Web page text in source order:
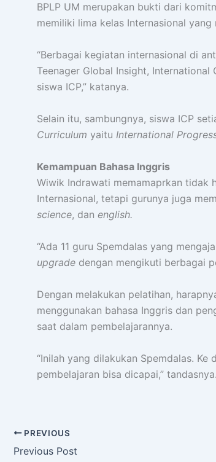
BPLP UM merupakan bukti dari
memiliki lima kelas Internasional
“Berbagai kegiatan internasional di
Teenager Global Insight,
siswa ICP,” katanya.
Selain itu, sambungnya, siswa ICP
Curriculum yaitu International
Kemampuan Bahasa Inggris
Wiwik Indrawati memamaprkan tidak
Internasional, tetapi gurunya juga
science, dan english.
“Ada 11 guru Spemdalas yang
upgrade dengan mengikuti berbagai
Dengan melakukan pelatihan,
menggunakan bahasa Inggris dan
saat dalam pembelajarannya.
“Inilah yang dilakukan Spemdalas.
pembelajaran bisa dicapai,” tandasnya.
PREVIOUS
Previous Post